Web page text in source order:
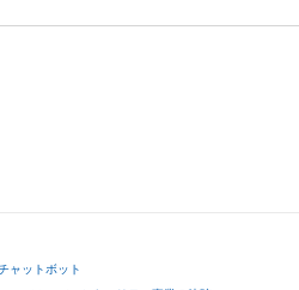
ャットボット